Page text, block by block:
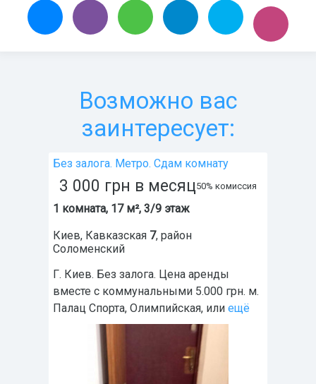
Возможно вас
заинтересует:
Без залога. Метро. Сдам комнату
3 000 грн в месяц50% комиссия
1 комната, 17 м², 3/9 этаж
Киев, Кавказская 7, район
Соломенский
Г. Киев. Без залога. Цена аренды
вместе с коммунальными 5.000 грн. м.
Палац Спорта, Олимпийская, или ещё